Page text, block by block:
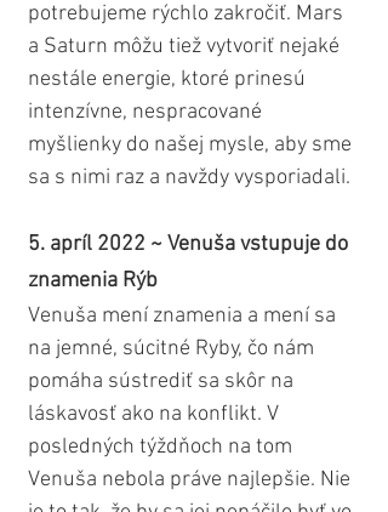
potrebujeme rýchlo zakročiť. Mars
a Saturn môžu tiež vytvoriť nejaké
nestále energie, ktoré prinesú
intenzívne, nespracované
myšlienky do našej mysle, aby sme
sa s nimi raz a navždy vysporiadali.
5. apríl 2022 ~ Venuša vstupuje do
znamenia Rýb
Venuša mení znamenia a mení sa
na jemné, súcitné Ryby, čo nám
pomáha sústrediť sa skôr na
láskavosť ako na konflikt. V
posledných týždňoch na tom
Venuša nebola práve najlepšie. Nie